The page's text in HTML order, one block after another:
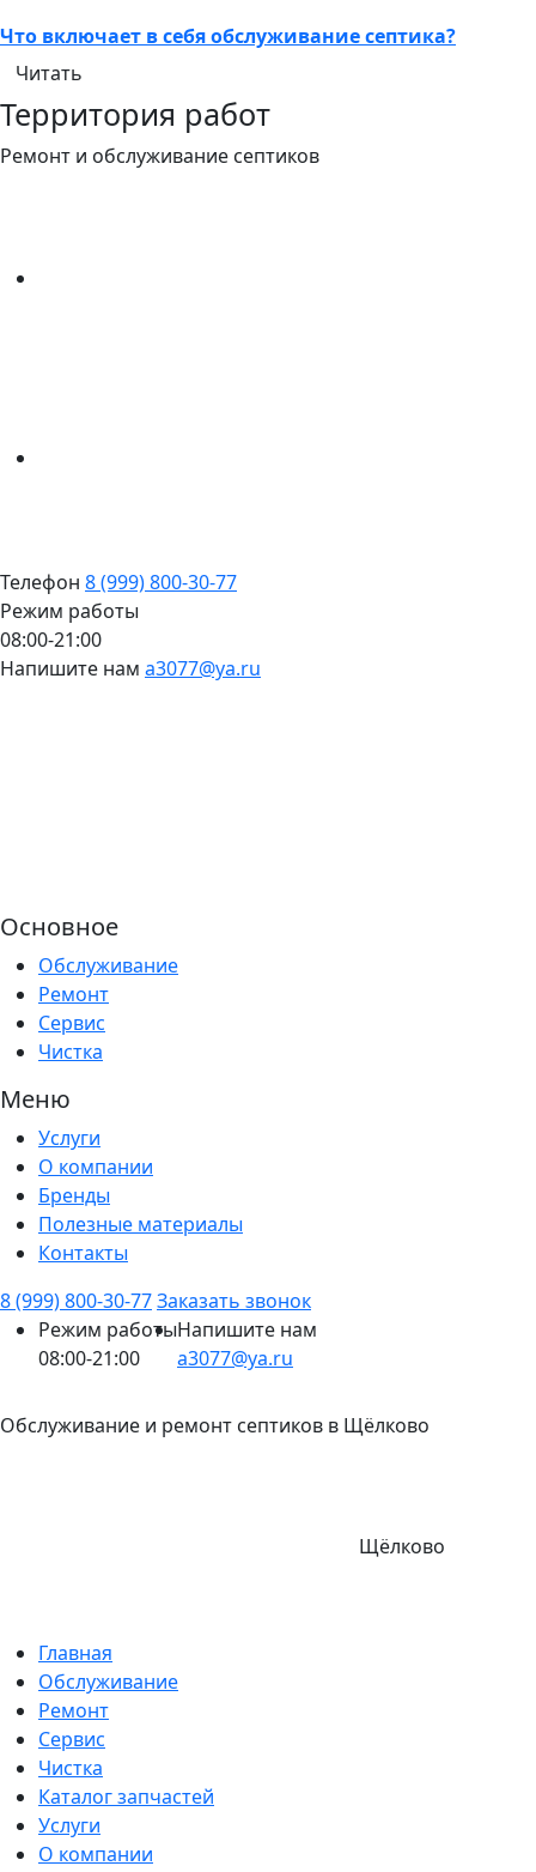
Что включает в себя обслуживание септика?
Читать
Территория работ
Ремонт и обслуживание септиков
Телефон 8 (999) 800-30-77
Режим работы
08:00-21:00
Напишите нам a3077@ya.ru
Основное
Обслуживание
Ремонт
Сервис
Чистка
Меню
Услуги
О компании
Бренды
Полезные материалы
Контакты
8 (999) 800-30-77Заказать звонок
Режим работы
08:00-21:00
Напишите нам
a3077@ya.ru
Обслуживание и ремонт септиков в Щёлково
Щёлково
Главная
Обслуживание
Ремонт
Сервис
Чистка
Каталог запчастей
Услуги
О компании